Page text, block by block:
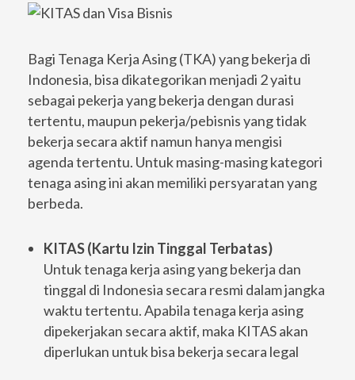
Bagi Tenaga Kerja Asing (TKA) yang bekerja di
Indonesia, bisa dikategorikan menjadi 2 yaitu
sebagai pekerja yang bekerja dengan durasi
tertentu, maupun pekerja/pebisnis yang tidak
bekerja secara aktif namun hanya mengisi
agenda tertentu. Untuk masing-masing kategori
tenaga asing ini akan memiliki persyaratan yang
berbeda.
KITAS (Kartu Izin Tinggal Terbatas)
Untuk tenaga kerja asing yang bekerja dan
tinggal di Indonesia secara resmi dalam jangka
waktu tertentu. Apabila tenaga kerja asing
dipekerjakan secara aktif, maka KITAS akan
diperlukan untuk bisa bekerja secara legal